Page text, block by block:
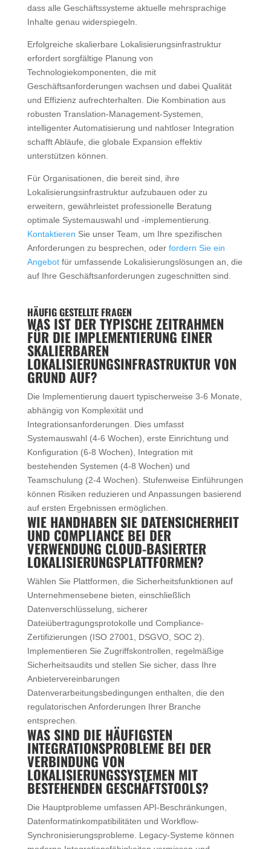
dass alle Geschäftssysteme aktuelle mehrsprachige
Inhalte genau widerspiegeln.
Erfolgreiche skalierbare Lokalisierungsinfrastruktur
erfordert sorgfältige Planung von
Technologiekomponenten, die mit
Geschäftsanforderungen wachsen und dabei Qualität
und Effizienz aufrechterhalten. Die Kombination aus
robusten Translation-Management-Systemen,
intelligenter Automatisierung und nahtloser Integration
schafft Abläufe, die globale Expansion effektiv
unterstützen können.
Für Organisationen, die bereit sind, ihre
Lokalisierungsinfrastruktur aufzubauen oder zu
erweitern, gewährleistet professionelle Beratung
optimale Systemauswahl und -implementierung.
Kontaktieren Sie unser Team, um Ihre spezifischen
Anforderungen zu besprechen, oder fordern Sie ein
Angebotfür umfassende Lokalisierungslösungen an, die
auf Ihre Geschäftsanforderungen zugeschnitten sind.
HÄUFIG GESTELLTE FRAGEN
WAS IST DER TYPISCHE ZEITRAHMEN
FÜR DIE IMPLEMENTIERUNG EINER
SKALIERBAREN
LOKALISIERUNGSINFRASTRUKTUR VON
GRUND AUF?
Die Implementierung dauert typischerweise 3-6 Monate,
abhängig von Komplexität und
Integrationsanforderungen. Dies umfasst
Systemauswahl (4-6 Wochen), erste Einrichtung und
Konfiguration (6-8 Wochen), Integration mit
bestehenden Systemen (4-8 Wochen) und
Teamschulung (2-4 Wochen). Stufenweise Einführungen
können Risiken reduzieren und Anpassungen basierend
auf ersten Ergebnissen ermöglichen.
WIE HANDHABEN SIE DATENSICHERHEIT
UND COMPLIANCE BEI DER
VERWENDUNG CLOUD-BASIERTER
LOKALISIERUNGSPLATTFORMEN?
Wählen Sie Plattformen, die Sicherheitsfunktionen auf
Unternehmensebene bieten, einschließlich
Datenverschlüsselung, sicherer
Dateiübertragungsprotokolle und Compliance-
Zertifizierungen (ISO 27001, DSGVO, SOC 2).
Implementieren Sie Zugriffskontrollen, regelmäßige
Sicherheitsaudits und stellen Sie sicher, dass Ihre
Anbietervereinbarungen
Datenverarbeitungsbedingungen enthalten, die den
regulatorischen Anforderungen Ihrer Branche
entsprechen.
WAS SIND DIE HÄUFIGSTEN
INTEGRATIONSPROBLEME BEI DER
VERBINDUNG VON
LOKALISIERUNGSSYSTEMEN MIT
BESTEHENDEN GESCHÄFTSTOOLS?
Die Hauptprobleme umfassen API-Beschränkungen,
Datenformatinkompatibilitäten und Workflow-
Synchronisierungsprobleme. Legacy-Systeme können